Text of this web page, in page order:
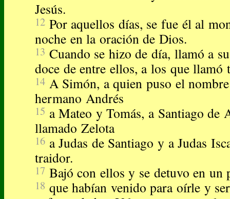
Jesús.
12 Por aquellos días, se fue él al
noche en la oración de Dios.
13 Cuando se hizo de día, llamó a
doce de entre ellos, a los que llamó
14 A Simón, a quien puso el
hermano Andrés
15 a Mateo y Tomás, a Santiago de
llamado Zelota
16 a Judas de Santiago y a Judas
traidor.
17 Bajó con ellos y se detuvo en un
18 que habían venido para oírle y